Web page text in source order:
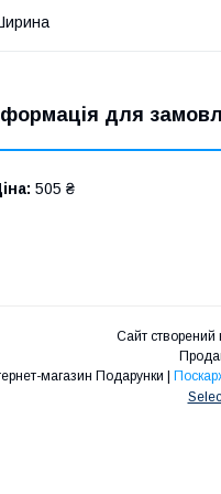
для
505 ₴
Сайт створений
Інтернет-магазин Подарунки |